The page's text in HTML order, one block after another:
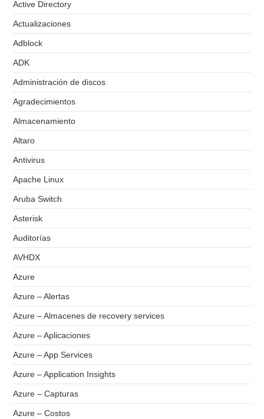
Active Directory
Actualizaciones
Adblock
ADK
Administración de discos
Agradecimientos
Almacenamiento
Altaro
Antivirus
Apache Linux
Aruba Switch
Asterisk
Auditorías
AVHDX
Azure
Azure – Alertas
Azure – Almacenes de recovery services
Azure – Aplicaciones
Azure – App Services
Azure – Application Insights
Azure – Capturas
Azure – Costos